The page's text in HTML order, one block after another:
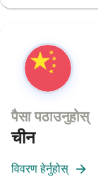
पैसा पठाउनुहोस्
चीन
विवरण हेर्नुहोस्